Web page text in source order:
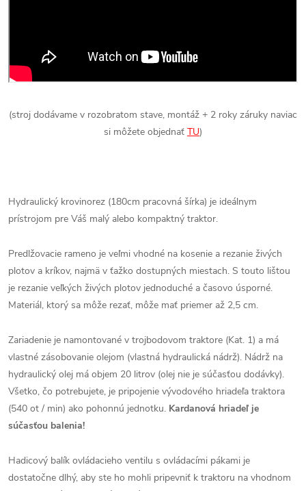
(stroj dodávame v rozobratom stave, montáž + 2 roky záruky naviac
si môžete objednať TU)
Hydraulický krovinorez (180cm pracovná šírka) je ideálnym
prístrojom pre Váš malý alebo kompaktný traktor.
Predlžovacie rameno je veľmi vhodné na kosenie a rezanie živých
plotov a kríkov, najmä v ťažko dostupných miestach. S touto lištou
je rezanie veľkých živých plotov jednoduché a časovo úsporné.
Materiál, ktorý sa môže rezať, môže mať priemer až 2,5 cm.
Zariadenie je namontované v trojbodovom traktore (Kat. 1) a má
vlastné zásobovanie olejom (vlastná hydraulická nádrž). Nádrž na
hydraulický olej má objem 20 litrov (olej nie je súčasťou dodávky).
Všetko, čo potrebujete, je pripojenie vývodového hriadeľa traktora
(540 ot / min) ako pohonnú jednotku. Kardanová hriadeľ je
súčasťou balenia!
Hadicový balík ovládacieho ventilu s ovládacími pákami je
dostatočne dlhý, aby ste ho mohli pripevniť k traktoru na vhodnom